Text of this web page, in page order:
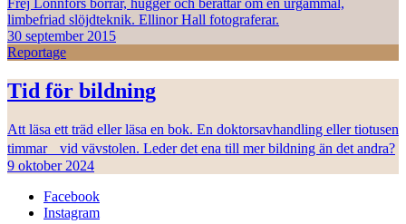
limbefriad slöjdteknik. Ellinor Hall fotograferar.
30 september 2015
Reportage
Tid för bildning
Att läsa ett träd eller läsa en bok. En doktorsavhandling eller tiotusen
timmar vid vävstolen. Leder det ena till mer bildning än det andra?
9 oktober 2024
Facebook
Instagram